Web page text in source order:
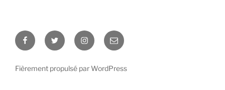
FacebookTwitter Instagram
E-
mail
Fièrement propulsé par WordPress